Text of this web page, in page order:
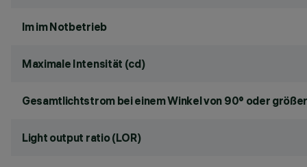
lm im Notbetrieb
Maximale Intensität (cd)
Gesamtlichtstrom bei einem Winkel von 90° oder
Light output ratio (LOR)